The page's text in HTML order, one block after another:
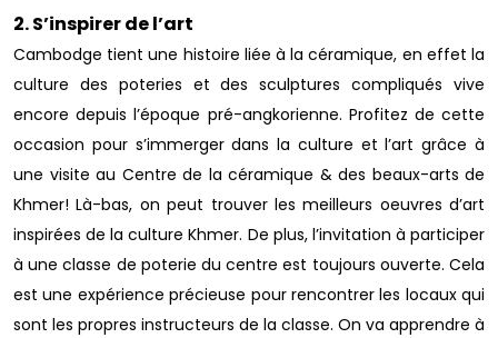
2. S’inspirer de l’art
Cambodge tient une histoire liée à la céramique, en effet la
culture des poteries et des sculptures compliqués vive
encore depuis l’époque pré-angkorienne. Profitez de cette
occasion pour s’immerger dans la culture et l’art grâce à
une visite au Centre de la céramique & des beaux-arts de
Khmer! Là-bas, on peut trouver les meilleurs oeuvres d’art
inspirées de la culture Khmer. De plus, l’invitation à participer
à une classe de poterie du centre est toujours ouverte. Cela
est une expérience précieuse pour rencontrer les locaux qui
sont les propres instructeurs de la classe. On va apprendre à